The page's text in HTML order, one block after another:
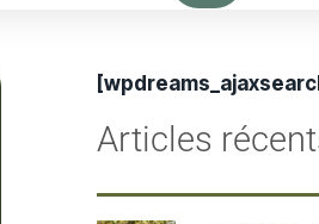
Articles